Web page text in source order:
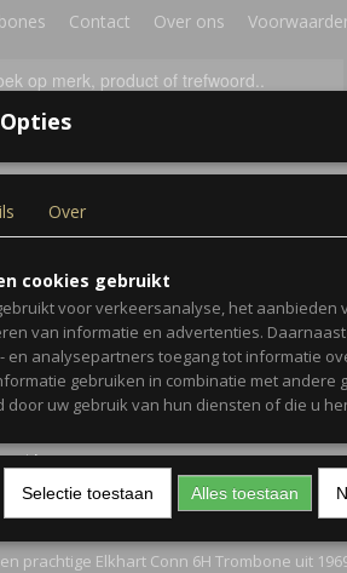
Contact Over ons
6H Trombone
(inclusief btw 21%)
voorraad
M21527
5,75 Kg
prachtige Elkhart Conn 6H Trombone uit
Over
cookies gebruikt
voor verkeersanalyse, het aanbieden
van informatie en advertenties.
en analysepartners toegang tot informatie
gebruiken in combinatie met andere
door uw gebruik van hun diensten of die u
Selectie toestaan Alles toestaan